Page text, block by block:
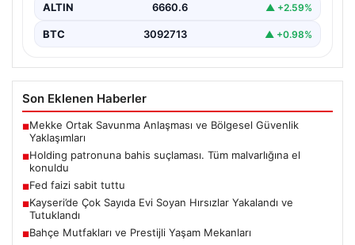
ALTIN 6660.6 ▲ +2.59%
BTC 3092713 ▲ +0.98%
Son Eklenen Haberler
■Mekke Ortak Savunma Anlaşması ve Bölgesel Güvenlik
Yaklaşımları
■Holding patronuna bahis suçlaması. Tüm malvarlığına el
konuldu
■Fed faizi sabit tuttu
■Kayseri’de Çok Sayıda Evi Soyan Hırsızlar Yakalandı ve
Tutuklandı
■Bahçe Mutfakları ve Prestijli Yaşam Mekanları